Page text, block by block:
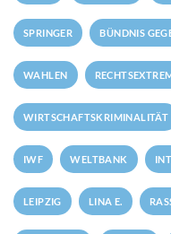
SPRINGER BÜNDNIS
WAHLEN
WIRTSCHAFTSKRIMINALITÄT
IWF WELTBANK
LEIPZIG LINA E.